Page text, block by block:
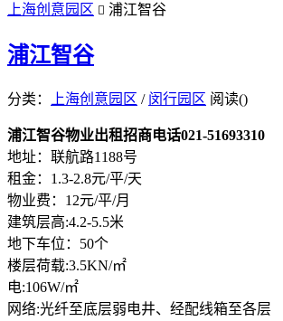
上海创意园区  浦江智谷
浦江智谷
分类： 上海创意园区 / 闵行园区 阅读()
浦江智谷物业出租招商电话021-51693310
地址：联航路1188号
租金：1.3-2.8元/平/天
物业费：12元/平/月
建筑层高:4.2-5.5米
地下车位：50个
楼层荷载:3.5KN/㎡
电:106W/㎡
网络:光纤至底层弱电井、经配线箱至各层